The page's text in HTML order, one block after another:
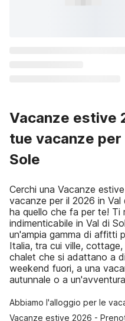
Vacanze estive
tue vacanze
Sole
Cerchi una Vacanze
vacanze per il 2026 in Val
ha quello che fa per te! Ti
indimenticabile in Val di
un'ampia gamma di affitti
Italia, tra cui ville,
chalet che si adattano a
weekend fuori, a una
autunnale o a
Abbiamo l'alloggio per le
Vacanze estive 2026 -